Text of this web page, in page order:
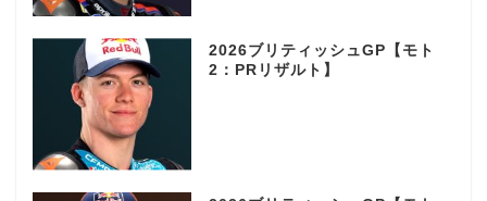
2026ブリティッシュGP【モト
2：PRリザルト】